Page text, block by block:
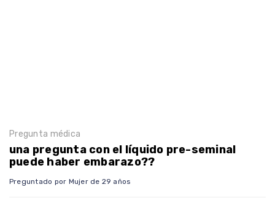
Pregunta médica
una pregunta con el líquido pre-seminal
puede haber embarazo??
Preguntado por Mujer de 29 años